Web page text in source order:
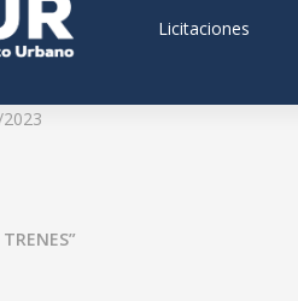
Licitaciones